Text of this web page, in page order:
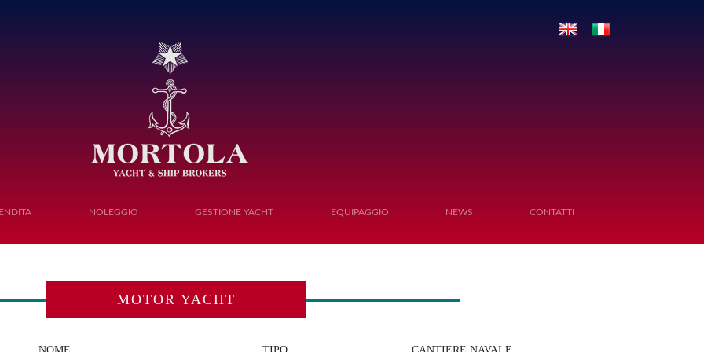
NOLEGGIO GESTIONE YACHT EQUIPAGGIO NEWS CONTATTI
MOTOR YACHT